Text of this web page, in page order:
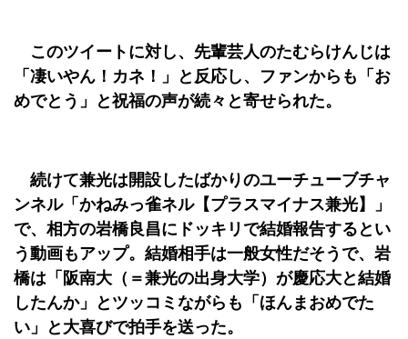
このツイートに対し、先輩芸人のたむらけんじは
「凄いやん！カネ！」と反応し、ファンからも「お
めでとう」と祝福の声が続々と寄せられた。
続けて兼光は開設したばかりのユーチューブチャ
ンネル「かねみっ雀ネル【プラスマイナス兼光】」
で、相方の岩橋良昌にドッキリで結婚報告するとい
う動画もアップ。結婚相手は一般女性だそうで、岩
橋は「阪南大（＝兼光の出身大学）が慶応大と結婚
したんか」とツッコミながらも「ほんまおめでた
い」と大喜びで拍手を送った。